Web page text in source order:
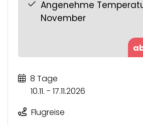
Angenehme
November
8 Tage
10.11. - 17.11.2026
Flugreise